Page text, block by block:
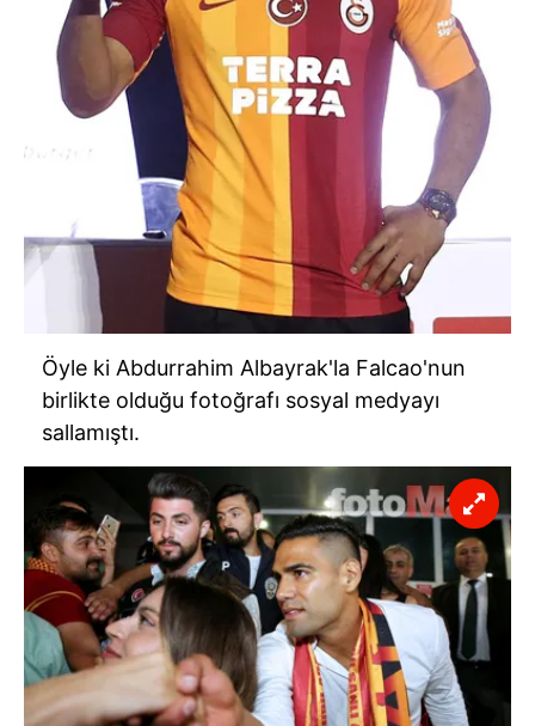
Öyle ki Abdurrahim Albayrak'la Falcao'nun
birlikte olduğu fotoğrafı sosyal medyayı
sallamıştı.